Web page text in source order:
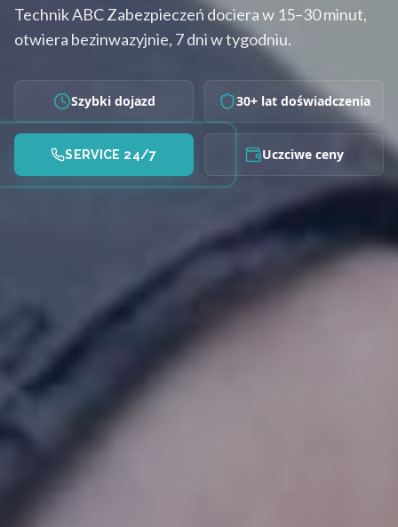
Technik ABC Zabezpieczeń dociera w 15–30 minut,
otwiera bezinwazyjnie, 7 dni w tygodniu.
Szybki dojazd 30+ lat doświadczenia
SERVICE 24/7 Uczciwe ceny